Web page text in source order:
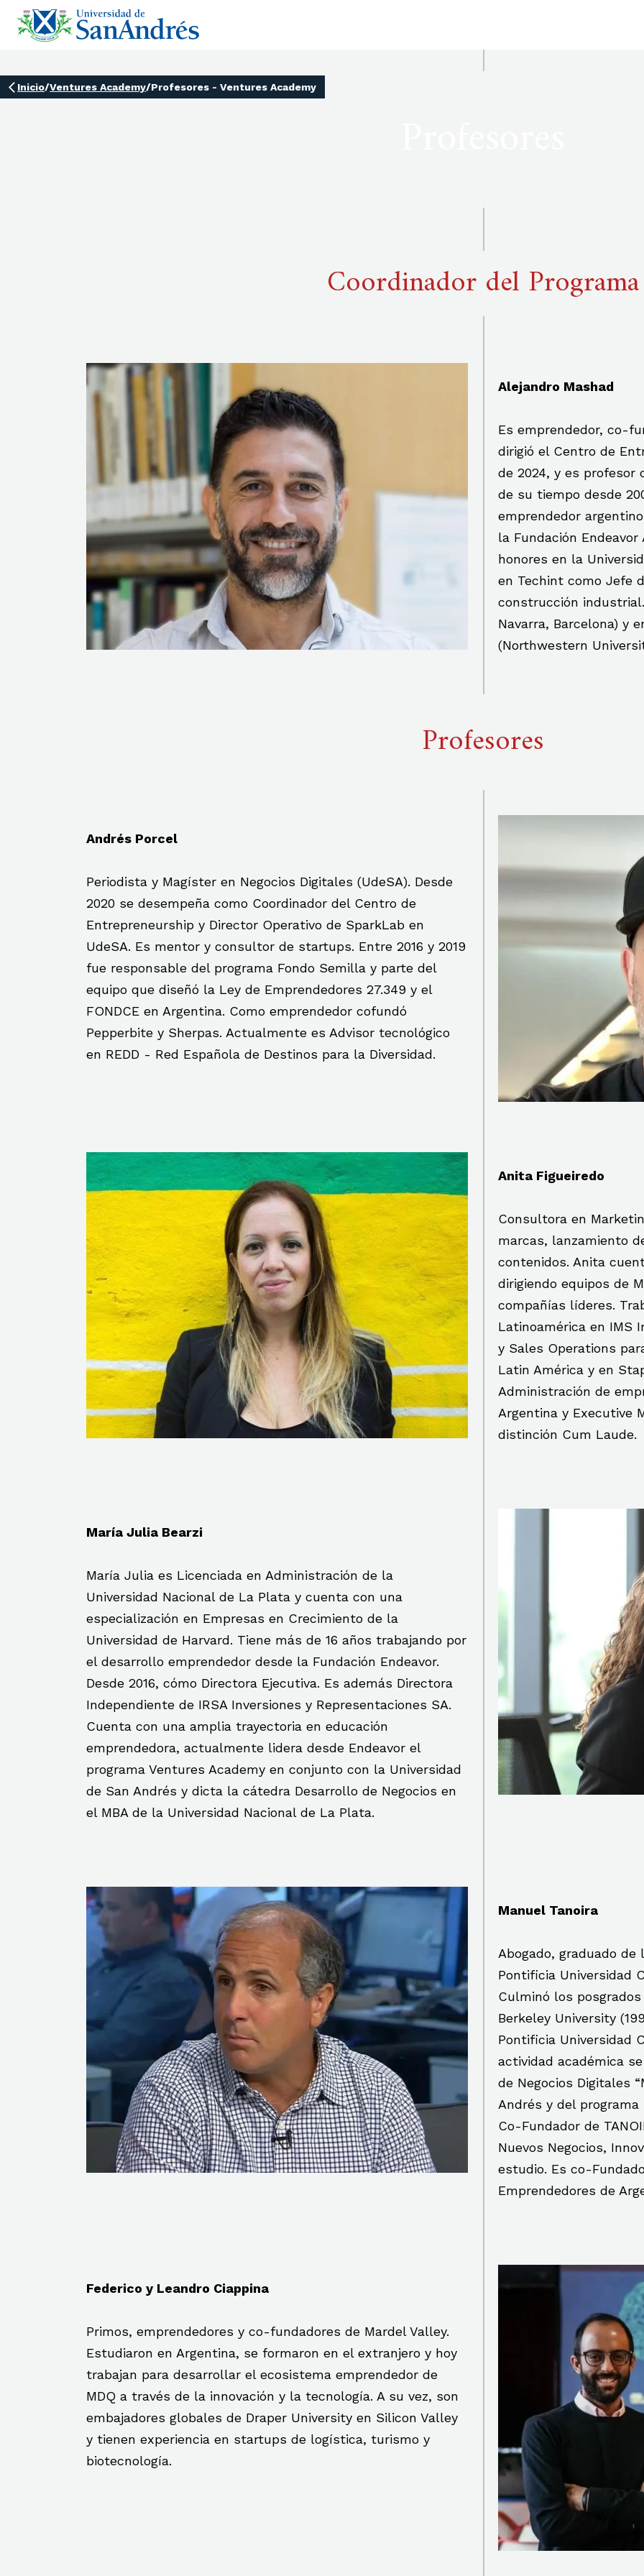
Inicio/Ventures Academy/Profesores - Ventures Academy
Coordinador del Programa
Alejandro Mashad
Es emprendedor, co-
dirigió el Centro de
de 2024, y es profesor
de su tiempo desde
emprendedor
la Fundación
honores en la
en Techint como Jefe
construcción
Navarra, Barcelona) y
(Northwestern
Profesores
Andrés Porcel
Periodista y Magíster en Negocios Digitales (UdeSA). Desde
2020 se desempeña como Coordinador del Centro de
Entrepreneurship y Director Operativo de SparkLab en
UdeSA. Es mentor y consultor de startups. Entre 2016 y 2019
fue responsable del programa Fondo Semilla y parte del
equipo que diseñó la Ley de Emprendedores 27.349 y el
FONDCE en Argentina. Como emprendedor cofundó
Pepperbite y Sherpas. Actualmente es Advisor tecnológico
en REDD - Red Española de Destinos para la Diversidad.
Anita Figueiredo
Consultora en
marcas, lanzamiento
contenidos. Anita
dirigiendo equipos de
compañías líderes.
Latinoamérica en IMS
y Sales Operations
Latin América y en
Administración de
Argentina y Executive
distinción Cum Laude.
María Julia Bearzi
María Julia es Licenciada en Administración de la
Universidad Nacional de La Plata y cuenta con una
especialización en Empresas en Crecimiento de la
Universidad de Harvard. Tiene más de 16 años trabajando por
el desarrollo emprendedor desde la Fundación Endeavor.
Desde 2016, cómo Directora Ejecutiva. Es además Directora
Independiente de IRSA Inversiones y Representaciones SA.
Cuenta con una amplia trayectoria en educación
emprendedora, actualmente lidera desde Endeavor el
programa Ventures Academy en conjunto con la Universidad
de San Andrés y dicta la cátedra Desarrollo de Negocios en
el MBA de la Universidad Nacional de La Plata.
Manuel Tanoira
Abogado, graduado
Pontificia Universidad
Culminó los
Berkeley University
Pontificia Universidad
actividad académica
de Negocios Digitales
Andrés y del programa
Co-Fundador de
Nuevos Negocios,
estudio. Es co-
Emprendedores de
Federico y Leandro Ciappina
Primos, emprendedores y co-fundadores de Mardel Valley.
Estudiaron en Argentina, se formaron en el extranjero y hoy
trabajan para desarrollar el ecosistema emprendedor de
MDQ a través de la innovación y la tecnología. A su vez, son
embajadores globales de Draper University en Silicon Valley
y tienen experiencia en startups de logística, turismo y
biotecnología.